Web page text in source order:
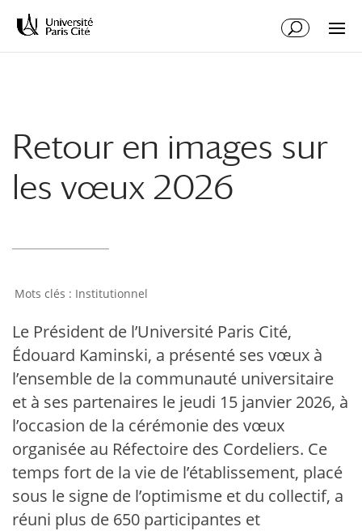
Retour en images sur
les vœux 2026
Institutionnel
Le Président de l’Université Paris Cité,
Édouard Kaminski, a présenté ses vœux à
l’ensemble de la communauté universitaire
et à ses partenaires le jeudi 15 janvier 2026, à
l’occasion de la cérémonie des vœux
organisée au Réfectoire des Cordeliers. Ce
temps fort de la vie de l’établissement, placé
sous le signe de l’optimisme et du collectif, a
réuni plus de 650 participantes et